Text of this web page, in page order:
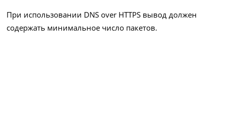
При использовании DNS over HTTPS вывод должен
содержать минимальное число пакетов.